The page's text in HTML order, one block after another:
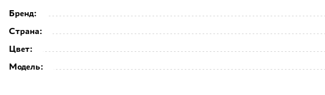
Бренд:
Страна:
Цвет:
Модель: